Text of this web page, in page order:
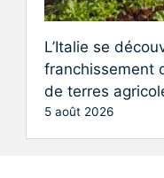
L’Italie se
franchissement
de terres
5 août 2026